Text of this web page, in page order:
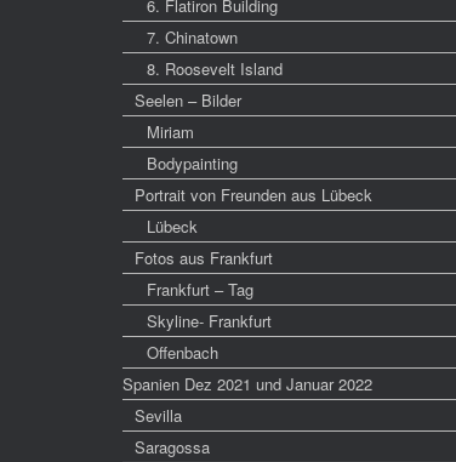
6. Flatiron Building
7. Chinatown
8. Roosevelt Island
Seelen – Bilder
Miriam
Bodypainting
Portrait von Freunden aus Lübeck
Lübeck
Fotos aus Frankfurt
Frankfurt – Tag
Skyline- Frankfurt
Offenbach
Spanien Dez 2021 und Januar 2022
Sevilla
Saragossa